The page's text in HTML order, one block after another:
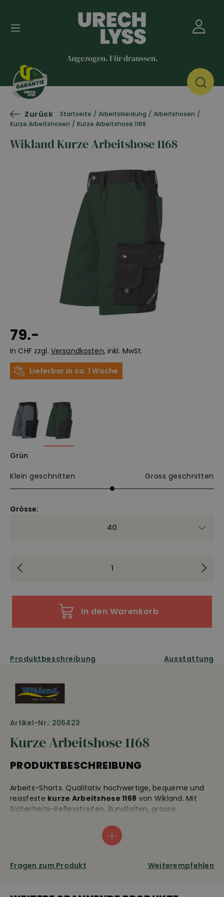
Angezogen. Für draussen.
Zurück Startseite / Arbeitskleidung / Arbeitshosen /
Kurze Arbeitshosen / Kurze Arbeitshose 1168
Wikland Kurze Arbeitshose 1168
79.-
In CHF zzgl. Versandkosten, inkl. MwSt.
Lieferbar in ca. 1 Woche
Grün
Klein geschnitten Gross geschnitten
Grösse:
40
In den Warenkorb
Produktbeschreibung Ausstattung
Artikel-Nr.: 206423
Kurze Arbeitshose 1168
PRODUKTBESCHREIBUNG
Arbeits-Shorts. Qualitativ hochwertige, bequeme und
reissfeste kurze Arbeitshose 1168 von Wikland. Mit
Sicherheits-Reflexstreifen, Bundfalten, grosse
Druckknopf, Metertasche. Kurze Arbeitshose 1168 von
Wikland, Pflegeleicht: 67% Polyester, 33% Baumwolle,
Fragen zum Produkt Weiterempfehlen